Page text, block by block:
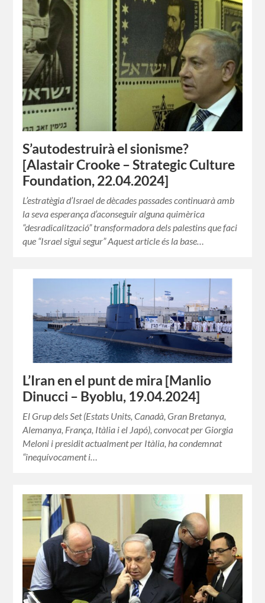
S’autodestruirà el sionisme?
[Alastair Crooke – Strategic Culture
Foundation, 22.04.2024]
L’estratègia d’Israel de dècades passades continuarà amb
la seva esperança d’aconseguir alguna quimèrica
“desradicalització” transformadora dels palestins que faci
que “Israel sigui segur” Aquest article és la base…
L’Iran en el punt de mira [Manlio
Dinucci – Byoblu, 19.04.2024]
El Grup dels Set (Estats Units, Canadà, Gran Bretanya,
Alemanya, França, Itàlia i el Japó), convocat per Giorgia
Meloni i presidit actualment per Itàlia, ha condemnat
“inequívocament i…